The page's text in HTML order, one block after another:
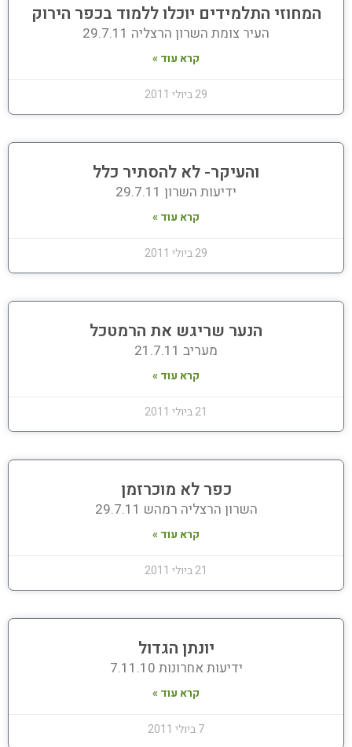
המחוזי התלמידים יוכלו ללמוד בכפר הירוק
העיר צומת השרון הרצליה 29.7.11
קרא עוד »
29 ביולי 2011
והעיקר- לא להסתיר כלל
ידיעות השרון 29.7.11
קרא עוד »
29 ביולי 2011
הנער שריגש את הרמטכל
מעריב 21.7.11
קרא עוד »
21 ביולי 2011
כפר לא מוכרזמן
השרון הרצליה רמהש 29.7.11
קרא עוד »
21 ביולי 2011
יונתן הגדול
ידיעות אחרונות 7.11.10
קרא עוד »
7 ביולי 2011